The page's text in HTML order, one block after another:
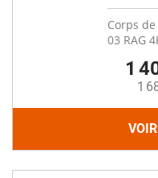
Corps
03 RAG
1
1